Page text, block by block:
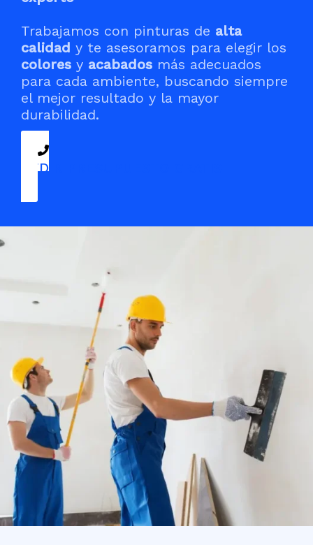
Trabajamos con pinturas de alta
calidad y te asesoramos para elegir los
colores y acabados más adecuados
para cada ambiente, buscando siempre
el mejor resultado y la mayor
durabilidad.
PEDIR PRESUPUESTO GRATIS